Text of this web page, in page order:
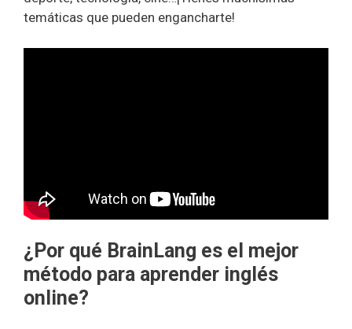
temáticas que pueden engancharte!
¿Por qué BrainLang es el mejor
método para aprender inglés
online?